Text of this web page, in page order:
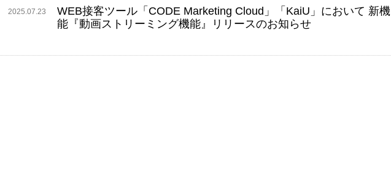
2025.07.23
WEB接客ツール「CODE Marketing Cloud」「KaiU」において 新機
能『動画ストリーミング機能』リリースのお知らせ